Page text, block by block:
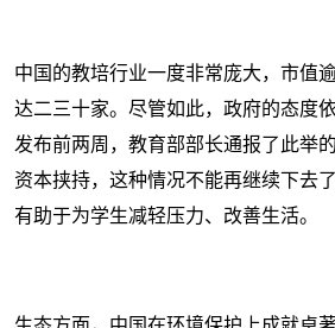
中国的教培行业一度非常庞大，市值
达二三十家。尽管如此，政府的态度
发布前两周，教育部部长通报了此举
资本挟持，这种情况不能再继续下去
有助于为学生减轻压力、改善生活。